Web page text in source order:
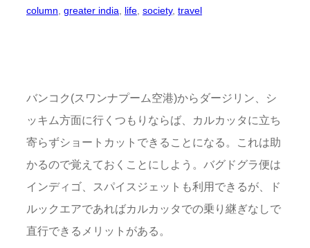
column, greater india, life, society, travel
バンコク(スワンナプーム空港)からダージリン、シ
ッキム方面に行くつもりならば、カルカッタに立ち
寄らずショートカットできることになる。これは助
かるので覚えておくことにしよう。バグドグラ便は
インディゴ、スパイスジェットも利用できるが、ド
ルックエアであればカルカッタでの乗り継ぎなしで
直行できるメリットがある。